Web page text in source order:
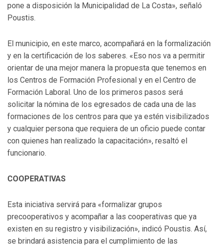
pone a disposición la Municipalidad de La Costa», señaló
Poustis.
El municipio, en este marco, acompañará en la formalización
y en la certificación de los saberes. «Eso nos va a permitir
orientar de una mejor manera la propuesta que tenemos en
los Centros de Formación Profesional y en el Centro de
Formación Laboral. Uno de los primeros pasos será
solicitar la nómina de los egresados de cada una de las
formaciones de los centros para que ya estén visibilizados
y cualquier persona que requiera de un oficio puede contar
con quienes han realizado la capacitación», resaltó el
funcionario.
COOPERATIVAS
Esta iniciativa servirá para «formalizar grupos
precooperativos y acompañar a las cooperativas que ya
existen en su registro y visibilización», indicó Poustis. Así,
se brindará asistencia para el cumplimiento de las